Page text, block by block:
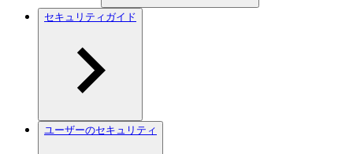
セキュリティガイド
ユーザーのセキュリティ